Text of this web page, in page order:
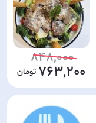
848,000
763,200